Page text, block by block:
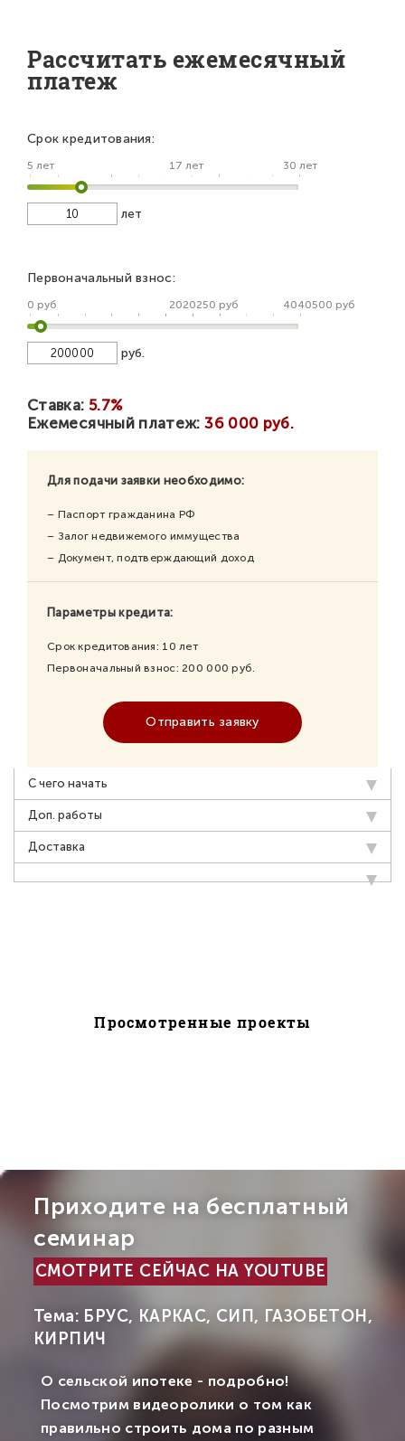
Рассчитать ежемесячный
платеж
Срок кредитования:
5 лет 17 лет 30 лет
лет
Первоначальный взнос:
0 руб 2020250 руб 4040500 руб
руб.
Ставка: 5.7%
Ежемесячный платеж:36 000 руб.
Для подачи заявки необходимо:
– Паспорт гражданина РФ
– Залог недвижемого иммущества
– Документ, подтверждающий доход
Параметры кредита:
Срок кредитования: 10 лет
Первоначальный взнос: 200 000 руб.
Отправить заявку
С чего начать
Доп. работы
Доставка
Просмотренные проекты
Приходите на бесплатный
семинар
СМОТРИТЕ СЕЙЧАС НА YOUTUBE
Тема: БРУС, КАРКАС, СИП, ГАЗОБЕТОН,
КИРПИЧ
О сельской ипотеке - подробно!
Посмотрим видеоролики о том как
правильно строить дома по разным